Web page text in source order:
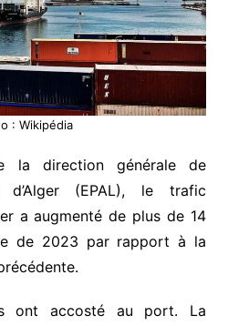
: Wikipédia
la direction générale de
d’Alger (EPAL), le trafic
a augmenté de plus de 14
de 2023 par rapport à la
ont accosté au port. La